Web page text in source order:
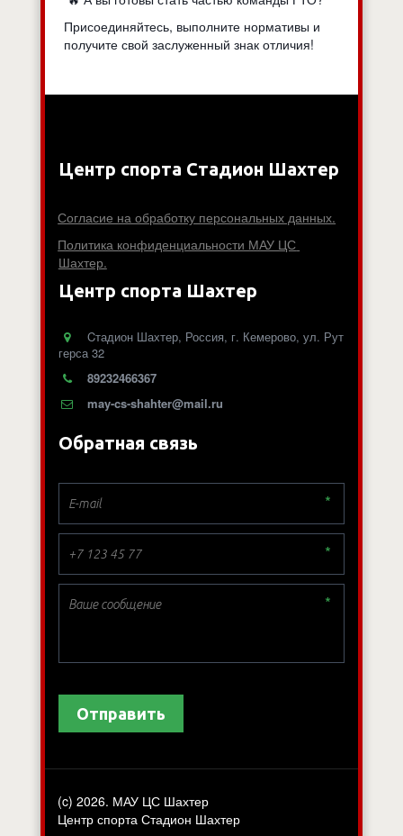
Присоединяйтесь, выполните нормативы и
получите свой заслуженный знак отличия!
Центр спорта Стадион Шахтер
Согласие на обработку персональных данных.
Политика конфиденциальности МАУ ЦС
Шахтер.
Центр спорта Шахтер
Cтадион Шахтер, Россия, г. Кемерово, ул. Рут
герса 32
89232466367
may-cs-shahter@mail.ru
Обратная связь
*
*
*
Отправить
(c) 2026. МАУ ЦС Шахтер
Центр спорта Стадион Шахтер